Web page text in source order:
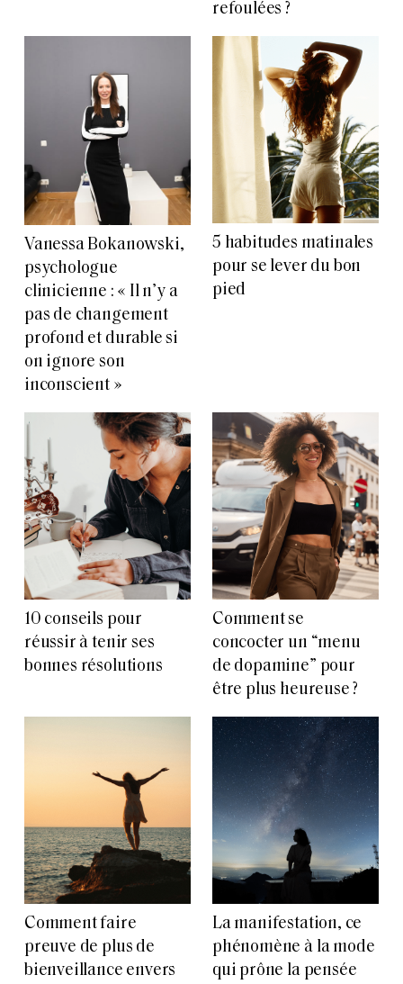
refoulées ?
Vanessa Bokanowski,
psychologue
clinicienne : « Il n’y a
pas de changement
profond et durable si
on ignore son
inconscient »
5 habitudes matinales
pour se lever du bon
pied
10 conseils pour
réussir à tenir ses
bonnes résolutions
Comment se
concocter un “menu
de dopamine” pour
être plus heureuse ?
Comment faire
preuve de plus de
bienveillance envers
La manifestation, ce
phénomène à la mode
qui prône la pensée